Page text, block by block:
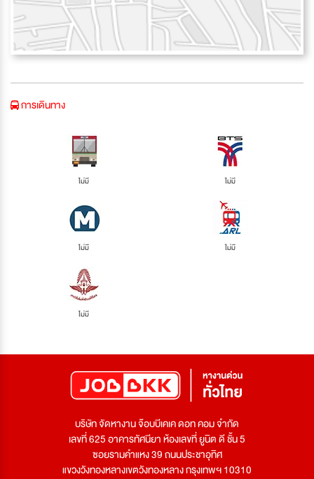
การเดินทาง
ไม่มี ไม่มี
ไม่มี ไม่มี
ไม่มี
บริษัท จัดหางาน จ๊อบบีเคเค ดอท คอม จำกัด
เลขที่ 625 อาคารทัศนียา ห้องเลขที่ ยูนิต ดี ชั้น 5
ซอยรามคำแหง 39 ถนนประชาอุทิศ
แขวงวังทองหลางเขตวังทองหลาง กรุงเทพฯ 10310